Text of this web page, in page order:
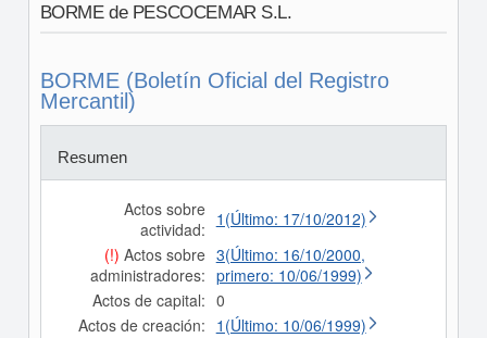
BORME de PESCOCEMAR S.L.
BORME (Boletín Oficial del Registro
Mercantil)
Resumen
Actos sobre
actividad: 1(Último: 17/10/2012)
(!) Actos sobre
administradores:
3(Último: 16/10/2000,
primero: 10/06/1999)
Actos de capital: 0
Actos de creación: 1(Último: 10/06/1999)